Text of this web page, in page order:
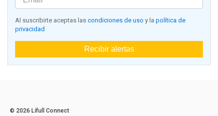
Al suscribirte aceptas las condiciones de uso y la política de
privacidad
Recibir alertas
© 2026 Lifull Connect